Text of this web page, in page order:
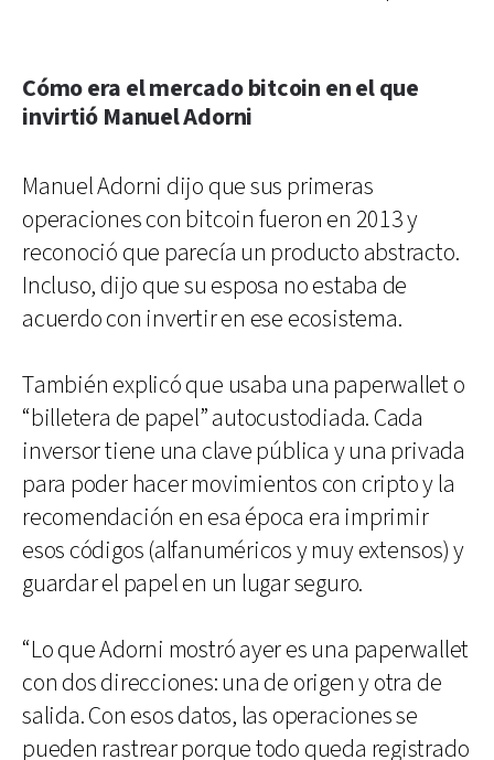
Cómo era el mercado bitcoin en el que
invirtió Manuel Adorni
Manuel Adorni dijo que sus primeras
operaciones con bitcoin fueron en 2013 y
reconoció que parecía un producto abstracto.
Incluso, dijo que su esposa no estaba de
acuerdo con invertir en ese ecosistema.
También explicó que usaba una paperwallet o
“billetera de papel” autocustodiada. Cada
inversor tiene una clave pública y una privada
para poder hacer movimientos con cripto y la
recomendación en esa época era imprimir
esos códigos (alfanuméricos y muy extensos) y
guardar el papel en un lugar seguro.
“Lo que Adorni mostró ayer es una paperwallet
con dos direcciones: una de origen y otra de
salida. Con esos datos, las operaciones se
pueden rastrear porque todo queda registrado